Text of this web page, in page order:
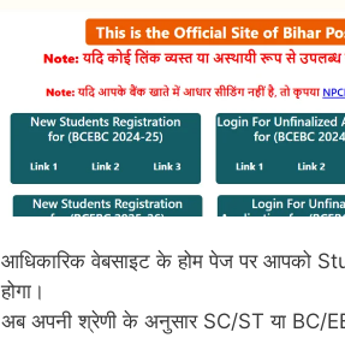
आधिकारिक वेबसाइट के होम पेज पर आपको
होगा।
अब अपनी श्रेणी के अनुसार SC/ST या